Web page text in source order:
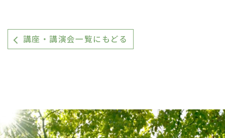
講座・講演会一覧にもどる